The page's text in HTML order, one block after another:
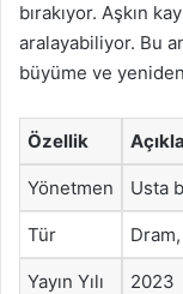
bırakıyor. Aşkın
aralayabiliyor. Bu
büyüme ve
Özellik
Yönetmen Usta
Tür
Yayın Yılı 2023